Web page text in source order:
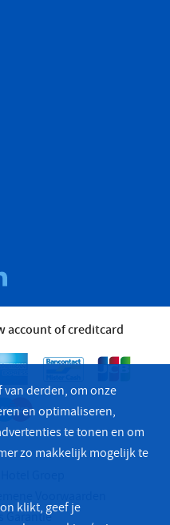
account of creditcard
Garantie
derden, om onze
en optimaliseren,
te tonen en om
zo makkelijk mogelijk te
klikt, geef je